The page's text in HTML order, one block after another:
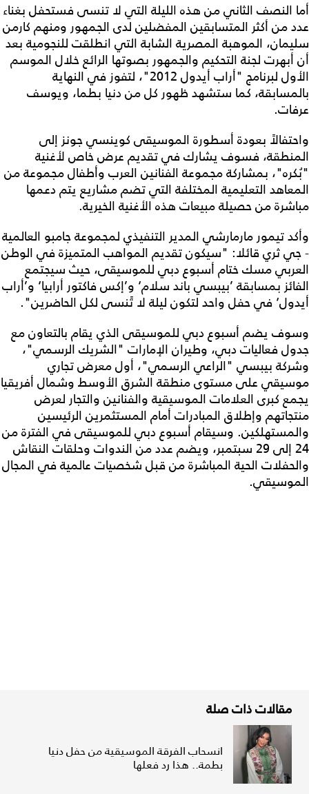
أما النصف الثاني من هذه الليلة التي لا تنسى فستحفل بغناء
عدد من أكثر المتسابقين المفضلين لدى الجمهور ومنهم كارمن
سليمان، الموهبة المصرية الشابة التي انطلقت للنجومية بعد
أن أبهرت لجنة التحكيم والجمهور بصوتها الرائع خلال الموسم
الأول لبرنامج "أراب أيدول 2012"، لتفوز في النهاية
بالمسابقة، كما ستشهد ظهور كل من دنيا بطما، ويوسف
عرفات.
واحتفالاً بعودة أسطورة الموسيقى كوينسي جونز إلى
المنطقة، فسوف يشارك في تقديم عرض خاص لأغنية
"بُكره"، بمشاركة مجموعة الفنانين العرب وأطفال مجموعة من
المعاهد التعليمية المختلفة التي تضم مشاريع يتم دعمها
مباشرة من حصيلة مبيعات هذه الأغنية الخيرية.
وأكد تيمور مارمارشي المدير التنفيذي لمجموعة جامبو العالمية
- جي ثري قائلا: "سيكون تقديم المواهب المتميزة في الوطن
العربي مسك ختام أسبوع دبي للموسيقى، حيث سيجتمع
الفائز بمسابقة ’بيبسي باند سلام‘ و’إكس فاكتور أرابيا‘ و’أراب
أيدول‘ في حفل واحد لتكون ليلة لا تًنسى لكل الحاضرين".
وسوف يضم أسبوع دبي للموسيقى الذي يقام بالتعاون مع
جدول فعاليات دبي، وطيران الإمارات "الشريك الرسمي"،
وشركة بيبسي "الراعي الرسمي"، أول معرض تجاري
موسيقي على مستوى منطقة الشرق الأوسط وشمال أفريقيا
يجمع كبرى العلامات الموسيقية والفنانين والتجار لعرض
منتجاتهم وإطلاق المبادرات أمام المستثمرين الرئيسين
والمستهلكين. وسيقام أسبوع دبي للموسيقى في الفترة من
24 إلى 29 سبتمبر، ويضم عدد من الندوات وحلقات النقاش
والحفلات الحية المباشرة من قبل شخصيات عالمية في المجال
الموسيقي.
مقالات ذات صلة
انسحاب الفرقة الموسيقية من حفل دنيا
بطمة.. هذا رد فعلها